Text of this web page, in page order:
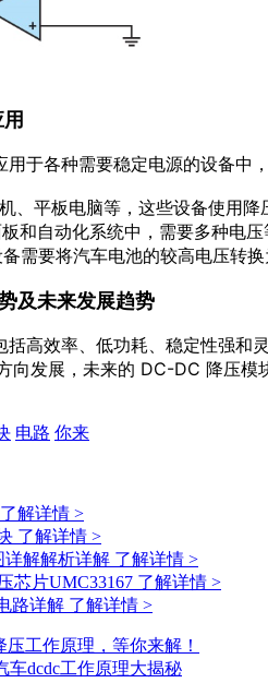
于各种需要稳定电源的设备中，
、平板电脑等，这些设备使用
和自动化系统中，需要多种电
需要将汽车电池的较高电压转
及未来发展趋势
高效率、低功耗、稳定性强和
向发展，未来的 DC-DC 降压
电路 你来
了解详情 >
了解详情 >
详解解析详解 了解详情 >
芯片UMC33167 了解详情 >
路详解 了解详情 >
压工作原理，等你来解！
车dcdc工作原理大揭秘